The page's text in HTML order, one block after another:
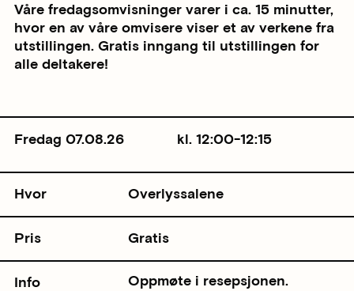
Våre fredagsomvisninger varer i ca. 15 minutter,
hvor en av våre omvisere viser et av verkene fra
utstillingen. Gratis inngang til utstillingen for
alle deltakere!
Fredag 07.08.26 kl. 12:00-12:15
Hvor Overlyssalene
Pris Gratis
Info
Oppmøte i resepsjonen.